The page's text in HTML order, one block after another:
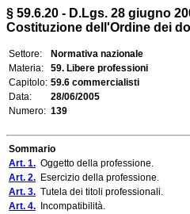
§ 59.6.20 - D.Lgs. 28 giugno
Costituzione dell'Ordine dei
Settore:
Normativa nazionale
Materia:
59. Libere professioni
Capitolo: 59.6 commercialisti
Data:
28/06/2005
Numero: 139
Sommario
Art. 1. Oggetto della professione.
Art. 2. Esercizio della professione.
Art. 3. Tutela dei titoli professionali.
Art. 4. Incompatibilità.